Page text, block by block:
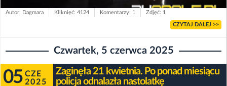
Autor: Dagmara Kliknięć: 4124 Komentarzy: 1 Zdjęć: 1
CZYTAJ DALEJ >>
Czwartek, 5 czerwca 2025
05 CZE
2025
Zaginęła 21 kwietnia. Po ponad miesiącu
policja odnalazła nastolatkę